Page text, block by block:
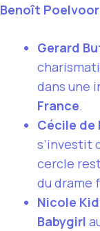
Benoît
Gerard
dans une
France.
Cécile de
s’investit
cercle
du drame
Nicole
Babygirl